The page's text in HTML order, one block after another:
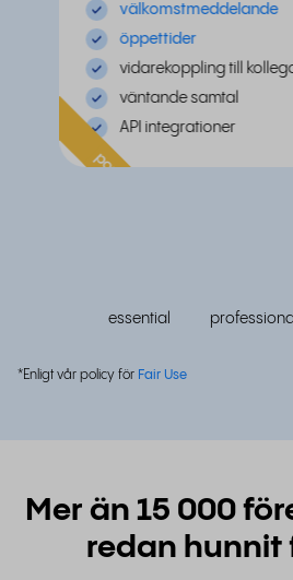
välkomstmeddelande
öppettider
vidarekoppling till
väntande samtal
API integrationer
populär
essential
*Enligt vår policy för Fair Use
Mer än 15 000
redan hunnit